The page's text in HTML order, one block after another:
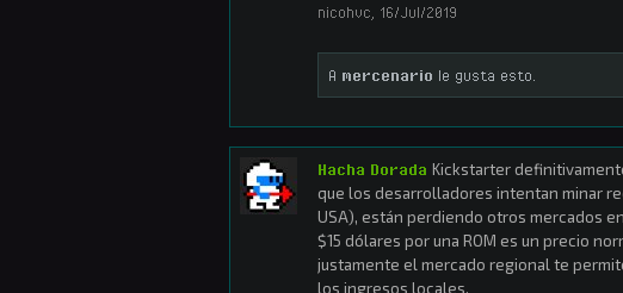
nicohvc 16/Jul/2019
A mercenario le gusta esto.
Hacha Dorada Kickstarter
que los desarrolladores intentan minar
USA), están perdiendo otros mercados
$15 dólares por una ROM es un precio
justamente el mercado regional te
los ingresos locales.